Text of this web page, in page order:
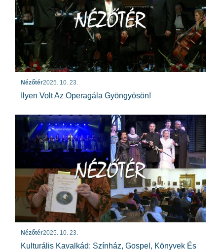
Nézőtér2025. 10. 23.
Ilyen Volt Az Operagála Gyöngyösön!
Nézőtér2025. 10. 23.
Kulturális Kavalkád: Színház, Gospel, Könyvek És